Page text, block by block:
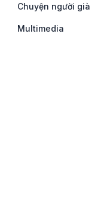
Chuyện người già
Multimedia